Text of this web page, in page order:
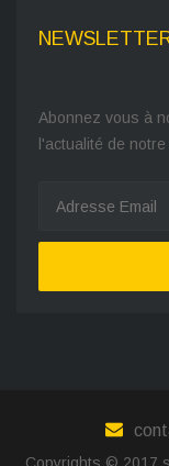
Abonnez vous à
l'actualité de